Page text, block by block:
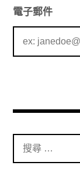
電子郵件